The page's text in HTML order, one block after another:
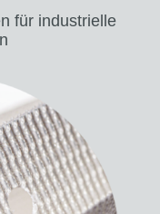
für industrielle